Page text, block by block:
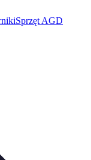
Sprzęt AGD